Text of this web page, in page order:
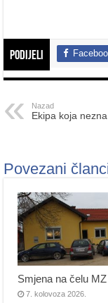
Podijeli
Nazad
Ekipa koja
Povezani
Smjena na čelu
7. kolovoza 2026.